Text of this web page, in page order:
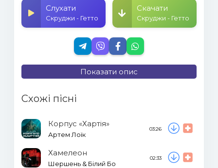
Слухати
Скруджи - Гетто
Скачати
Скруджи - Гетто
Показати опис
Схожі пісні
Корпус «Хартія»
Артем Лоїк
03:26
Хамелеон
Шершень & Білий Бо
02:33